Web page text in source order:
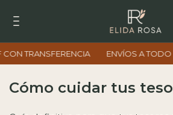
ENVÍOS A TODO
Cómo cuidar tus